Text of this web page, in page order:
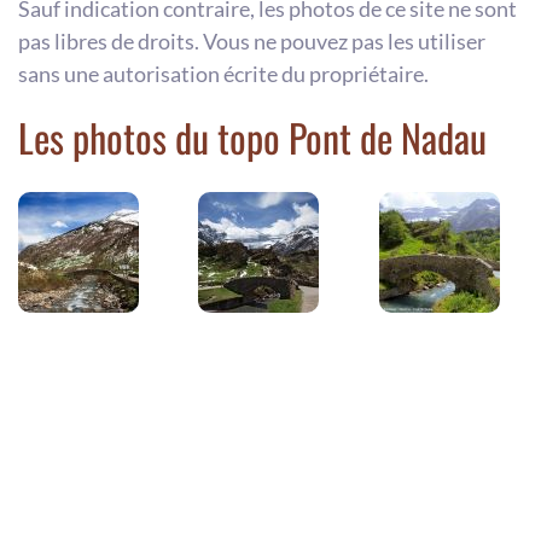
Sauf indication contraire, les photos de ce site ne sont
pas libres de droits. Vous ne pouvez pas les utiliser
sans une autorisation écrite du propriétaire.
Les photos du topo Pont de Nadau